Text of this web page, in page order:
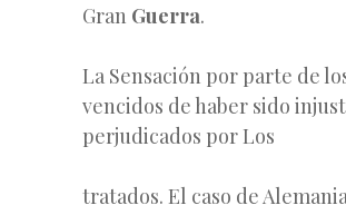
Gran Guerra.
La Sensación por parte de
vencidos de haber sido
perjudicados por Los
tratados. El caso de